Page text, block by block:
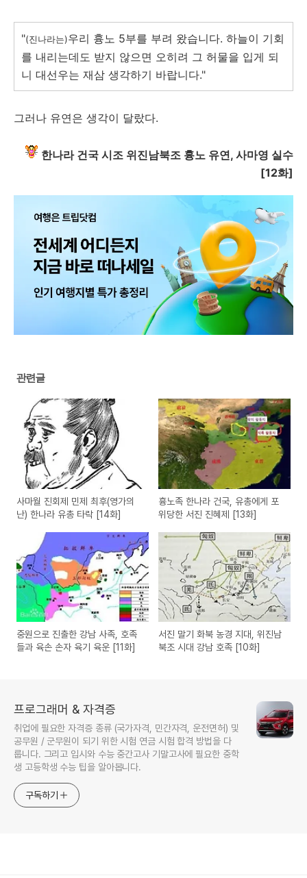
"(진나라는)우리 흉노 5부를 부려 왔습니다. 하늘이 기회
를 내리는데도 받지 않으면 오히려 그 허물을 입게 되
니 대선우는 재삼 생각하기 바랍니다."
그러나 유연은 생각이 달랐다.
한나라 건국 시조 위진남북조 흉노 유연, 사마영 실수
[12화]
관련글
사마월 진회제 민제 최후(영가의
난) 한나라 유총 타락 [14화]
흉노족 한나라 건국, 유총에게 포
위당한 서진 진혜제 [13화]
중원으로 진출한 강남 사족, 호족
들과 육손 손자 육기 육운 [11화]
서진 말기 화북 농경 지대, 위진남
북조 시대 강남 호족 [10화]
프로그래머 & 자격증
취업에 필요한 자격증 종류 (국가자격, 민간자격, 운전면허) 및
공무원 / 군무원이 되기 위한 시험 연금 시험 합격 방법을 다
룹니다. 그리고 입시와 수능 중간고사 기말고사에 필요한 중학
생 고등학생 수능 팁을 알아봅니다.
구독하기